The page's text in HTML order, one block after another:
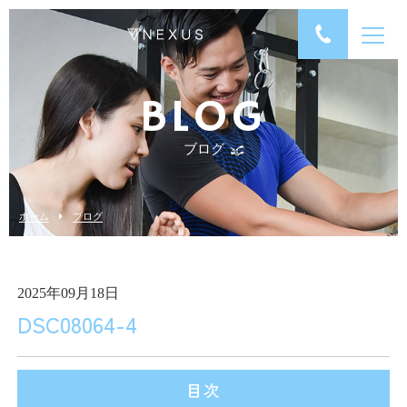
BLOG
ブログ
ホーム ブログ
2025年09月18日
DSC08064-4
目次